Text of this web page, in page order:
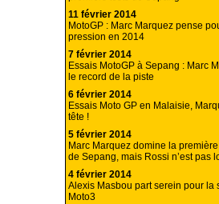
11 février 2014
MotoGP : Marc Marquez pense
pression en 2014
7 février 2014
Essais MotoGP à Sepang : Marc
le record de la piste
6 février 2014
Essais Moto GP en Malaisie,
tête !
5 février 2014
Marc Marquez domine la
de Sepang, mais Rossi n’est pas
4 février 2014
Alexis Masbou part serein pour la
Moto3